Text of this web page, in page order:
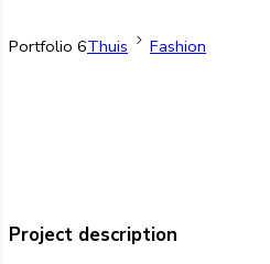
Portfolio 6Thuis Fashion
Project description